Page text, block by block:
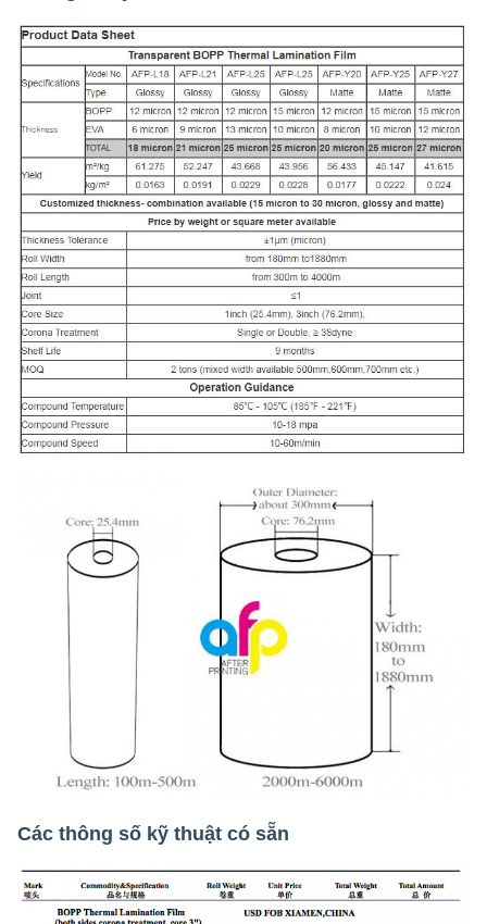
Các thông số kỹ thuật có sẵn